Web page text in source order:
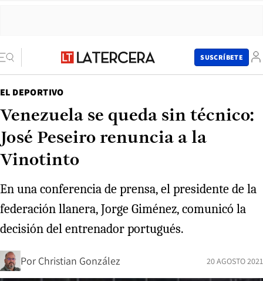
SUSCRÍBETE
EL DEPORTIVO
Venezuela se queda sin técnico:
José Peseiro renuncia a la
Vinotinto
En una conferencia de prensa, el presidente de la
federación llanera, Jorge Giménez, comunicó la
decisión del entrenador portugués.
Por Christian González 20 AGOSTO 2021